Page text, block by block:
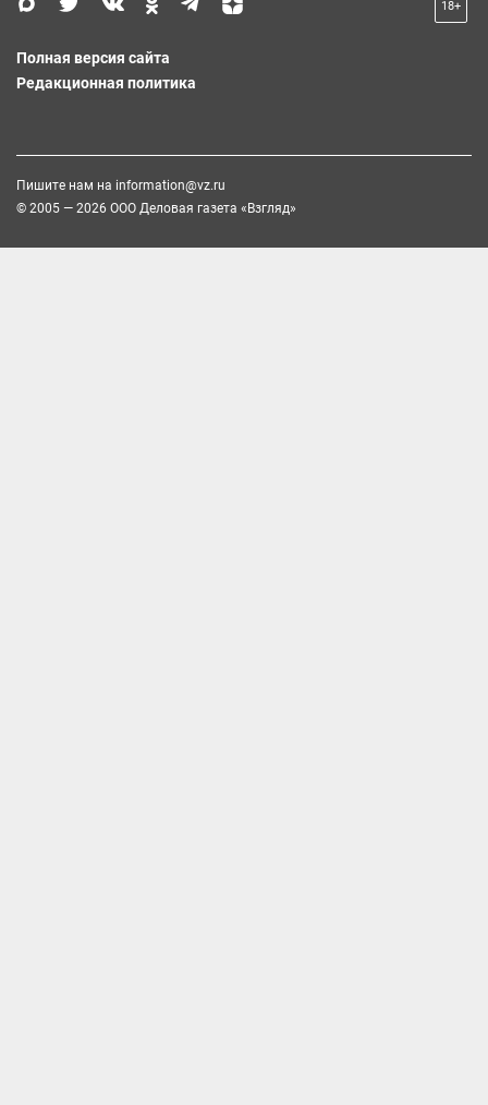
18+
Полная версия сайта
Редакционная политика
Пишите нам на information@vz.ru
© 2005 — 2026 ООО Деловая газета «Взгляд»